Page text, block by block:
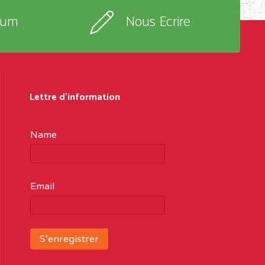
Nous Ecrire
Lettre d'information
Name
Email